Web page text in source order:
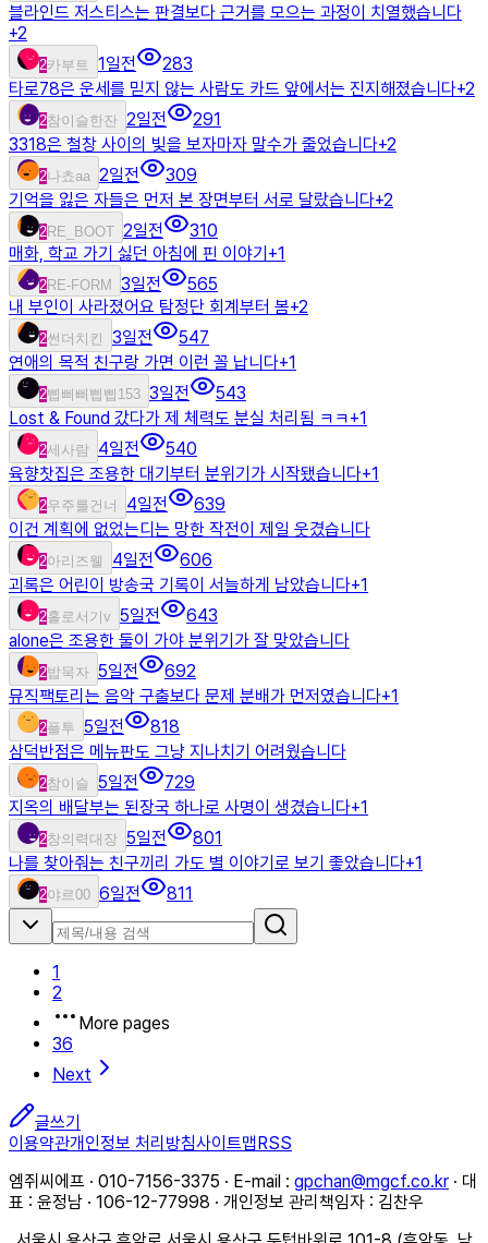
블라인드 저스티스는 판결보다 근거를 모으는 과정이 치열했습니다
+2
2카부트 1일전
283
타로78은 운세를 믿지 않는 사람도 카드 앞에서는 진지해졌습니다+2
2참이슬한잔 2일전
291
3318은 철창 사이의 빛을 보자마자 말수가 줄었습니다+2
2나쵸aa 2일전
309
기억을 잃은 자들은 먼저 본 장면부터 서로 달랐습니다+2
2RE_BOOT 2일전
310
매화, 학교 가기 싫던 아침에 핀 이야기 +1
2RE-FORM 3일전
565
내 부인이 사라졌어요 탐정단 회계부터 봄+2
2썬더치킨 3일전
547
연애의 목적 친구랑 가면 이런 꼴 납니다+1
2삡삐삐삡삡153 3일전
543
Lost & Found 갔다가 제 체력도 분실 처리됨 ㅋㅋ+1
2세사람 4일전
540
육향찻집은 조용한 대기부터 분위기가 시작됐습니다+1
2우주를건너 4일전
639
이건 계획에 없었는디는 망한 작전이 제일 웃겼습니다
2아리즈웰 4일전
606
괴록은 어린이 방송국 기록이 서늘하게 남았습니다+1
2홀로서기v 5일전
643
alone은 조용한 둘이 가야 분위기가 잘 맞았습니다
2밥묵자 5일전
692
뮤직팩토리는 음악 구출보다 문제 분배가 먼저였습니다+1
2플투 5일전
818
삼덕반점은 메뉴판도 그냥 지나치기 어려웠습니다
2참이슬 5일전
729
지옥의 배달부는 된장국 하나로 사명이 생겼습니다+1
2창의력대장 5일전
801
나를 찾아줘는 친구끼리 가도 별 이야기로 보기 좋았습니다+1
2야르00 6일전 811
1
2
More pages
36
Next
글쓰기
이용약관개인정보 처리방침사이트맵 RSS
엠쥐씨에프 · 010-7156-3375 · E-mail : gpchan@mgcf.co.kr · 대
표 : 윤정남 · 106-12-77998 · 개인정보 관리책임자 : 김찬우